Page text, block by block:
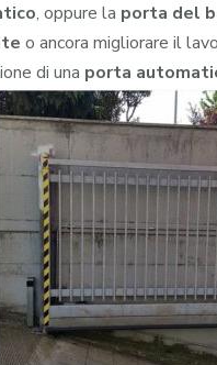
, oppure la porta del
o ancora migliorare il
di una porta